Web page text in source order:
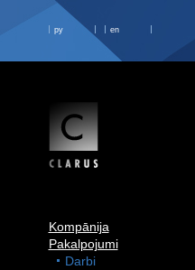
ру en
Kompānija
Pakalpojumi
Darbi